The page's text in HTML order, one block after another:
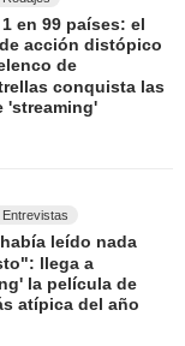
en 99 países: el
acción distópico
de
conquista las
'streaming'
leído nada
llega a
la película de
atípica del año